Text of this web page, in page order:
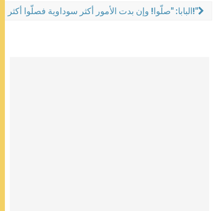
البابا: "صلّوا! وإن بدت الأمور أكثر سوداوية فصلّوا أكثر!"